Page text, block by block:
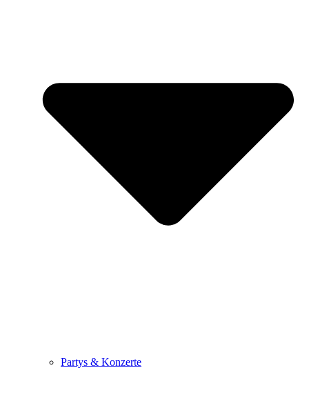
Partys & Konzerte